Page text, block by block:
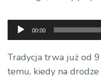
Odtwarzacz
plików
dźwiękowych
00:00
Tradycja trwa już od
temu, kiedy na